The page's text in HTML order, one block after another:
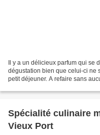
Il y a un délicieux parfum qui
dégustation bien que celui-ci ne
petit déjeuner. A refaire sans
Spécialité culinaire
Vieux Port